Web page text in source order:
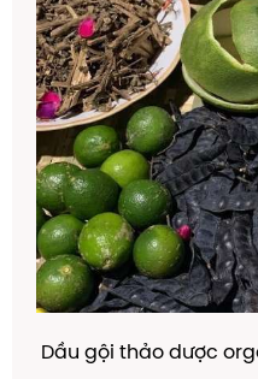
Dầu gội thảo dược